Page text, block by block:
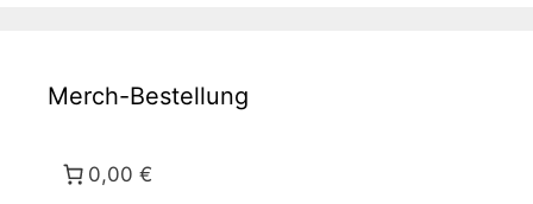
Merch-Bestellung
0,00 €